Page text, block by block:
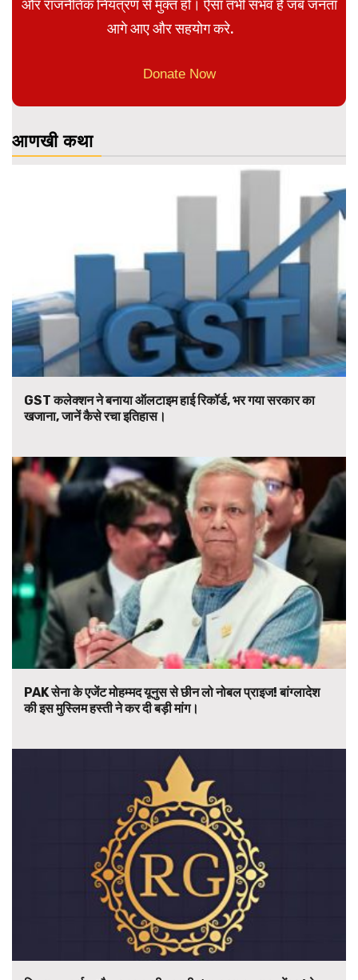
और राजनैतिक नियंत्रण से मुक्त हो। ऐसा तभी संभव है जब जनता
आगे आए और सहयोग करे.
Donate Now
आणखी कथा
GST कलेक्शन ने बनाया ऑलटाइम हाई रिकॉर्ड, भर गया सरकार का
खजाना, जानें कैसे रचा इतिहास।
PAK सेना के एजेंट मोहम्मद यूनुस से छीन लो नोबल प्राइज! बांग्लादेश
की इस मुस्लिम हस्ती ने कर दी बड़ी मांग।